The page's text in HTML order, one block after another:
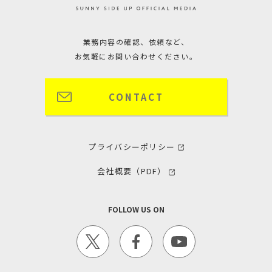
業務内容の確認、依頼など、
お気軽にお問い合わせください。
CONTACT
プライバシーポリシー
会社概要（PDF）
FOLLOW US ON